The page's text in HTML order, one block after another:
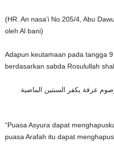
(HR. An nasa’i No.205/4, Abu
oleh Al bani)
Adapun keutamaan pada tangga
berdasarkan sabda Rosulullah
عرفة يكفر السنتين الماضية
“Puasa Asyura dapat
puasa Arafah itu dapat